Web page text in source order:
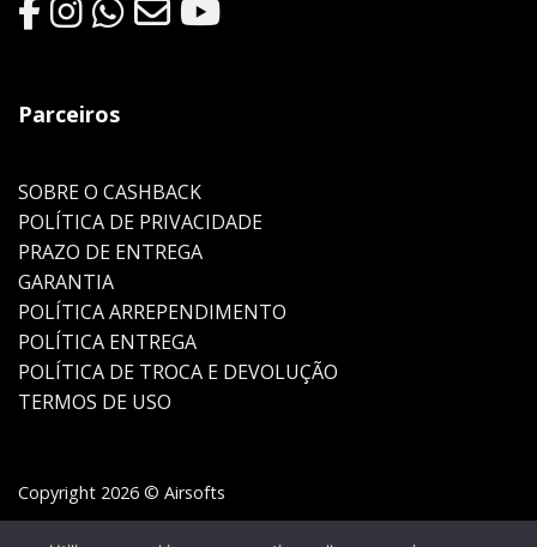
Parceiros
SOBRE O CASHBACK
POLÍTICA DE PRIVACIDADE
PRAZO DE ENTREGA
GARANTIA
POLÍTICA ARREPENDIMENTO
POLÍTICA ENTREGA
POLÍTICA DE TROCA E DEVOLUÇÃO
TERMOS DE USO
Copyright 2026 © Airsofts